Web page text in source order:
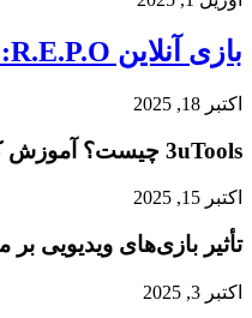
بازی آنلاین R.E.P.O: ماجراجویی اکشن در دنیایی آخرالزمانی!
اکتبر 18, 2025
3uTools چیست؟ آموزش کامل فلش، جیلبریک و انتقال فایل در آیفون
اکتبر 15, 2025
تأثیر بازی‌های ویدیویی
اکتبر 3, 2025